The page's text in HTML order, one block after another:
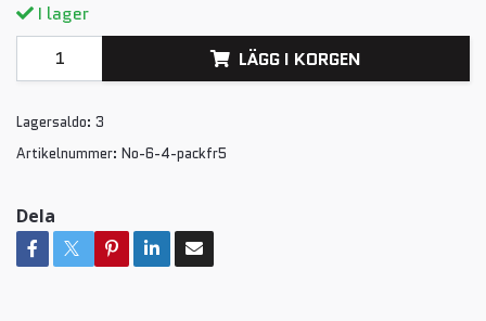
I lager
LÄGG I KORGEN
Lagersaldo: 3
Artikelnummer: No-6-4-packfr5
Dela